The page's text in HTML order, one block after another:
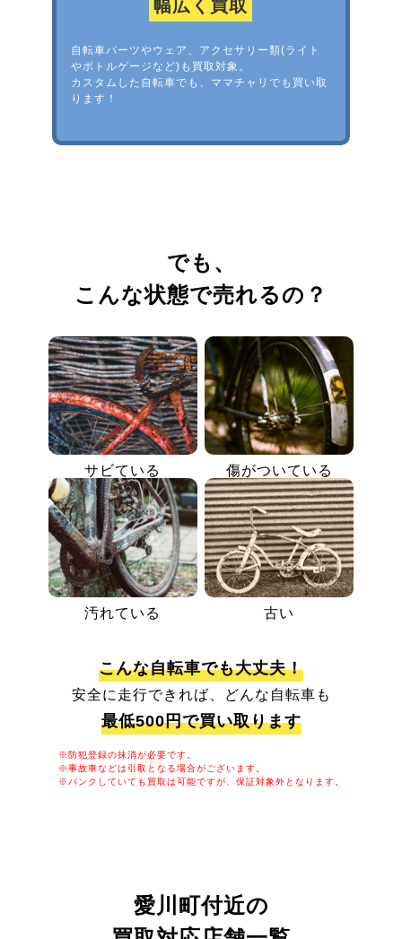
幅広く買取
自転車パーツやウェア、アクセサリー類(ライト
やボトルゲージなど)も買取対象。
カスタムした自転車でも、ママチャリでも買い取
ります！
でも、
こんな状態で売れるの？
サビている 傷がついている
汚れている 古い
こんな自転車でも大丈夫！
安全に走行できれば、どんな自転車も
最低500円で買い取ります
※防犯登録の抹消が必要です。
※事故車などは引取となる場合がございます。
※パンクしていても買取は可能ですが、保証対象外となります。
愛川町付近の